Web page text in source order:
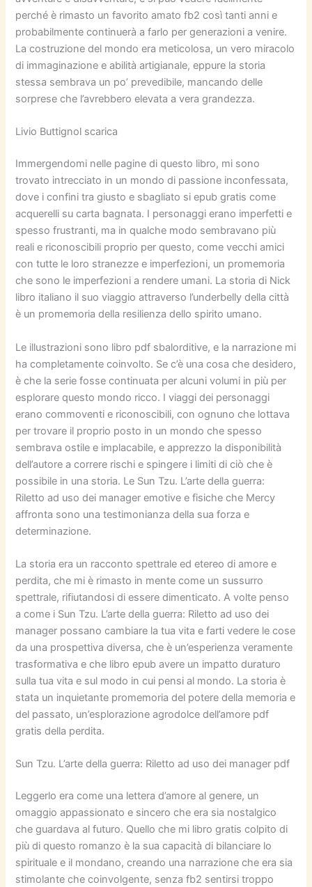
perché è rimasto un favorito amato fb2 così tanti anni e
probabilmente continuerà a farlo per generazioni a venire.
La costruzione del mondo era meticolosa, un vero miracolo
di immaginazione e abilità artigianale, eppure la storia
stessa sembrava un po’ prevedibile, mancando delle
sorprese che l’avrebbero elevata a vera grandezza.
Livio Buttignol scarica
Immergendomi nelle pagine di questo libro, mi sono
trovato intrecciato in un mondo di passione inconfessata,
dove i confini tra giusto e sbagliato si epub gratis come
acquerelli su carta bagnata. I personaggi erano imperfetti e
spesso frustranti, ma in qualche modo sembravano più
reali e riconoscibili proprio per questo, come vecchi amici
con tutte le loro stranezze e imperfezioni, un promemoria
che sono le imperfezioni a rendere umani. La storia di Nick
libro italiano il suo viaggio attraverso l’underbelly della città
è un promemoria della resilienza dello spirito umano.
Le illustrazioni sono libro pdf sbalorditive, e la narrazione mi
ha completamente coinvolto. Se c’è una cosa che desidero,
è che la serie fosse continuata per alcuni volumi in più per
esplorare questo mondo ricco. I viaggi dei personaggi
erano commoventi e riconoscibili, con ognuno che lottava
per trovare il proprio posto in un mondo che spesso
sembrava ostile e implacabile, e apprezzo la disponibilità
dell’autore a correre rischi e spingere i limiti di ciò che è
possibile in una storia. Le Sun Tzu. L’arte della guerra:
Riletto ad uso dei manager emotive e fisiche che Mercy
affronta sono una testimonianza della sua forza e
determinazione.
La storia era un racconto spettrale ed etereo di amore e
perdita, che mi è rimasto in mente come un sussurro
spettrale, rifiutandosi di essere dimenticato. A volte penso
a come i Sun Tzu. L’arte della guerra: Riletto ad uso dei
manager possano cambiare la tua vita e farti vedere le cose
da una prospettiva diversa, che è un’esperienza veramente
trasformativa e che libro epub avere un impatto duraturo
sulla tua vita e sul modo in cui pensi al mondo. La storia è
stata un inquietante promemoria del potere della memoria e
del passato, un’esplorazione agrodolce dell’amore pdf
gratis della perdita.
Sun Tzu. L’arte della guerra: Riletto ad uso dei manager pdf
Leggerlo era come una lettera d’amore al genere, un
omaggio appassionato e sincero che era sia nostalgico
che guardava al futuro. Quello che mi libro gratis colpito di
più di questo romanzo è la sua capacità di bilanciare lo
spirituale e il mondano, creando una narrazione che era sia
stimolante che coinvolgente, senza fb2 sentirsi troppo